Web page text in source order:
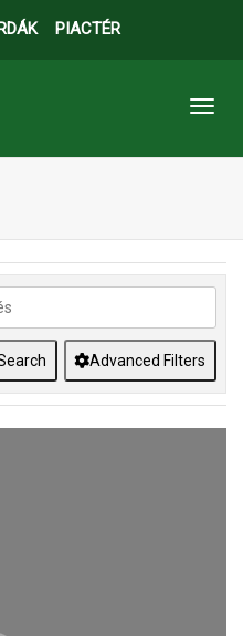
PIACTÉR
Advanced Filters